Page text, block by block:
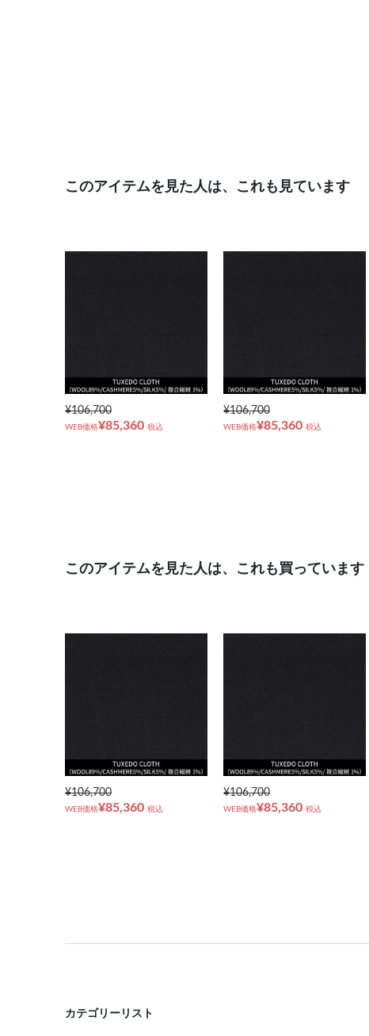
このアイテムを見た人は、これも見ています
¥106,700
WEB価格¥85,360 税込
¥106,700
WEB価格¥85,360 税込
このアイテムを見た人は、これも買っています
¥106,700
WEB価格¥85,360 税込
¥106,700
WEB価格¥85,360 税込
カテゴリーリスト